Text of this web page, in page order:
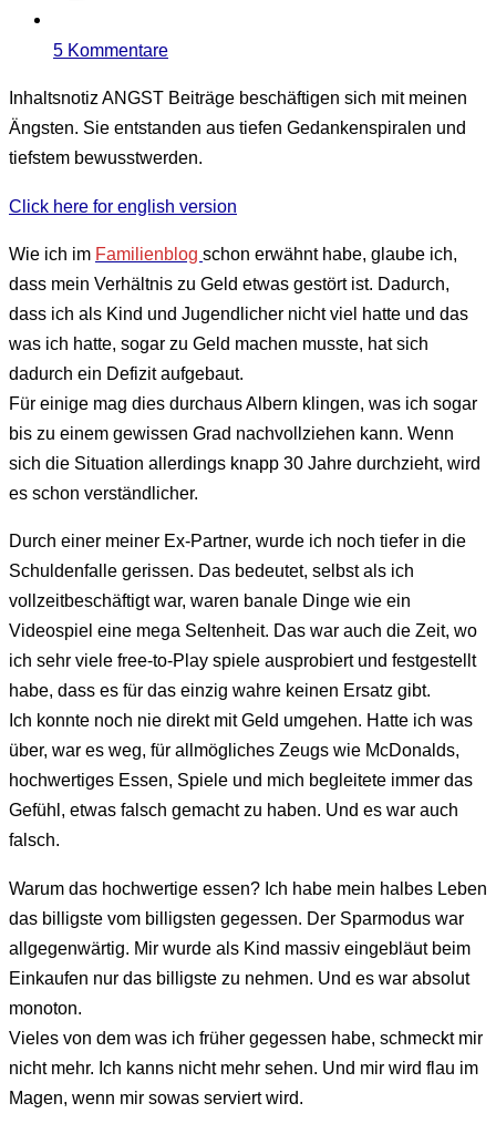
5 Kommentare
Inhaltsnotiz ANGST Beiträge beschäftigen sich mit meinen
Ängsten. Sie entstanden aus tiefen Gedankenspiralen und
tiefstem bewusstwerden.
Click here for english version
Wie ich im Familienblog schon erwähnt habe, glaube ich,
dass mein Verhältnis zu Geld etwas gestört ist. Dadurch,
dass ich als Kind und Jugendlicher nicht viel hatte und das
was ich hatte, sogar zu Geld machen musste, hat sich
dadurch ein Defizit aufgebaut.
Für einige mag dies durchaus Albern klingen, was ich sogar
bis zu einem gewissen Grad nachvollziehen kann. Wenn
sich die Situation allerdings knapp 30 Jahre durchzieht, wird
es schon verständlicher.
Durch einer meiner Ex-Partner, wurde ich noch tiefer in die
Schuldenfalle gerissen. Das bedeutet, selbst als ich
vollzeitbeschäftigt war, waren banale Dinge wie ein
Videospiel eine mega Seltenheit. Das war auch die Zeit, wo
ich sehr viele free-to-Play spiele ausprobiert und festgestellt
habe, dass es für das einzig wahre keinen Ersatz gibt.
Ich konnte noch nie direkt mit Geld umgehen. Hatte ich was
über, war es weg, für allmögliches Zeugs wie McDonalds,
hochwertiges Essen, Spiele und mich begleitete immer das
Gefühl, etwas falsch gemacht zu haben. Und es war auch
falsch.
Warum das hochwertige essen? Ich habe mein halbes Leben
das billigste vom billigsten gegessen. Der Sparmodus war
allgegenwärtig. Mir wurde als Kind massiv eingebläut beim
Einkaufen nur das billigste zu nehmen. Und es war absolut
monoton.
Vieles von dem was ich früher gegessen habe, schmeckt mir
nicht mehr. Ich kanns nicht mehr sehen. Und mir wird flau im
Magen, wenn mir sowas serviert wird.